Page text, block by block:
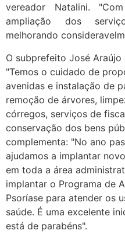
vereador Natalini.
ampliação dos
melhorando
O subprefeito José
"Temos o cuidado de
avenidas e instalação de
remoção de árvores,
córregos, serviços de
conservação dos bens
complementa: "No ano
ajudamos a implantar
em toda a área
implantar o Programa de
Psoríase para atender os
saúde. É uma excelente
está de parabéns".